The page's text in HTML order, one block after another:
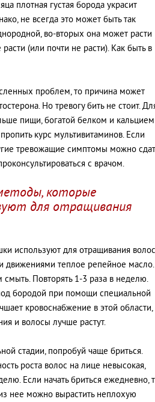
плотная густая борода украсит
не всегда это может быть так
во-вторых она может расти
(или почти не расти). Как быть в
проблем, то причина может
Но тревогу бить не стоит.
пищи, богатой белком и
курс мультивитаминов. Если
тревожащие симптомы можно
с врачом.
которые
для отращивания
используют для отращивания
движениями теплое репейное масло.
смыть. Повторять 1-3 раза в неделю.
бородой при помощи специальной
кровоснабжение в этой области,
и волосы лучше растут.
стадии, попробуй чаще бриться.
роста волос на лице невысокая,
Если начать бриться ежедневно,
нее можно вырастить неплохую